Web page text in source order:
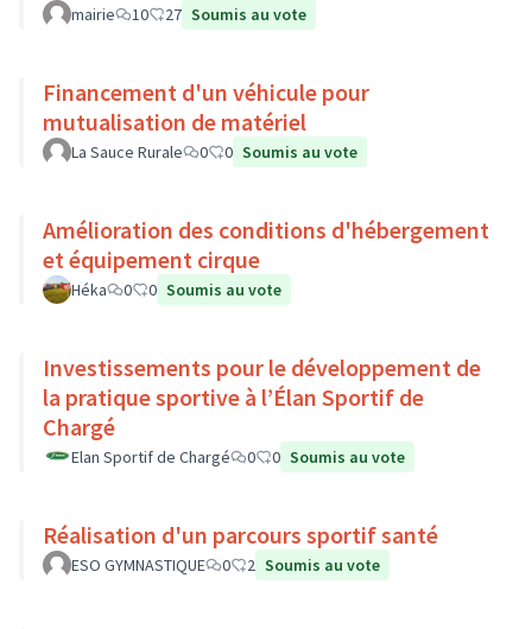
mairie 10 27 Soumis au vote
Financement d'un véhicule pour
mutualisation de matériel
La Sauce Rurale 0 0 Soumis au vote
Amélioration des conditions d'hébergement
et équipement cirque
Héka 0 0 Soumis au vote
Investissements pour le développement de
la pratique sportive à l’Élan Sportif de
Chargé
Elan Sportif de Chargé 0 0 Soumis au vote
Réalisation d'un parcours sportif santé
ESO GYMNASTIQUE 0 2 Soumis au vote